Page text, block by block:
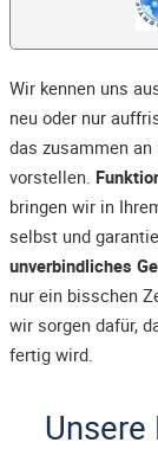
Wir kennen uns
neu oder nur
das zusammen an
vorstellen.
bringen wir in
selbst und
unverbindliches
nur ein bisschen
wir sorgen dafür,
fertig wird.